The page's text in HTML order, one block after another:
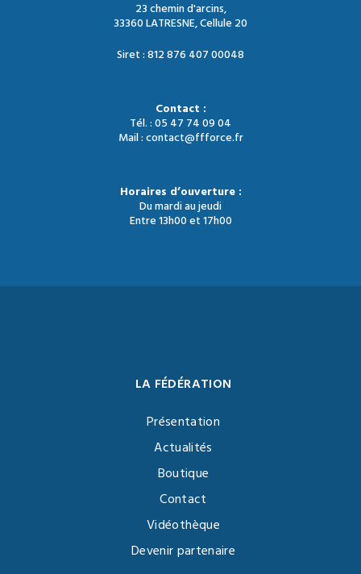
23 chemin d'arcins,
33360 LATRESNE, Cellule 20
Siret : 812 876 407 00048
Contact :
Tél. : 05 47 74 09 04
Mail : contact@ffforce.fr
Horaires d’ouverture :
Du mardi au jeudi
Entre 13h00 et 17h00
LA FÉDÉRATION
Présentation
Actualités
Boutique
Contact
Vidéothèque
Devenir partenaire